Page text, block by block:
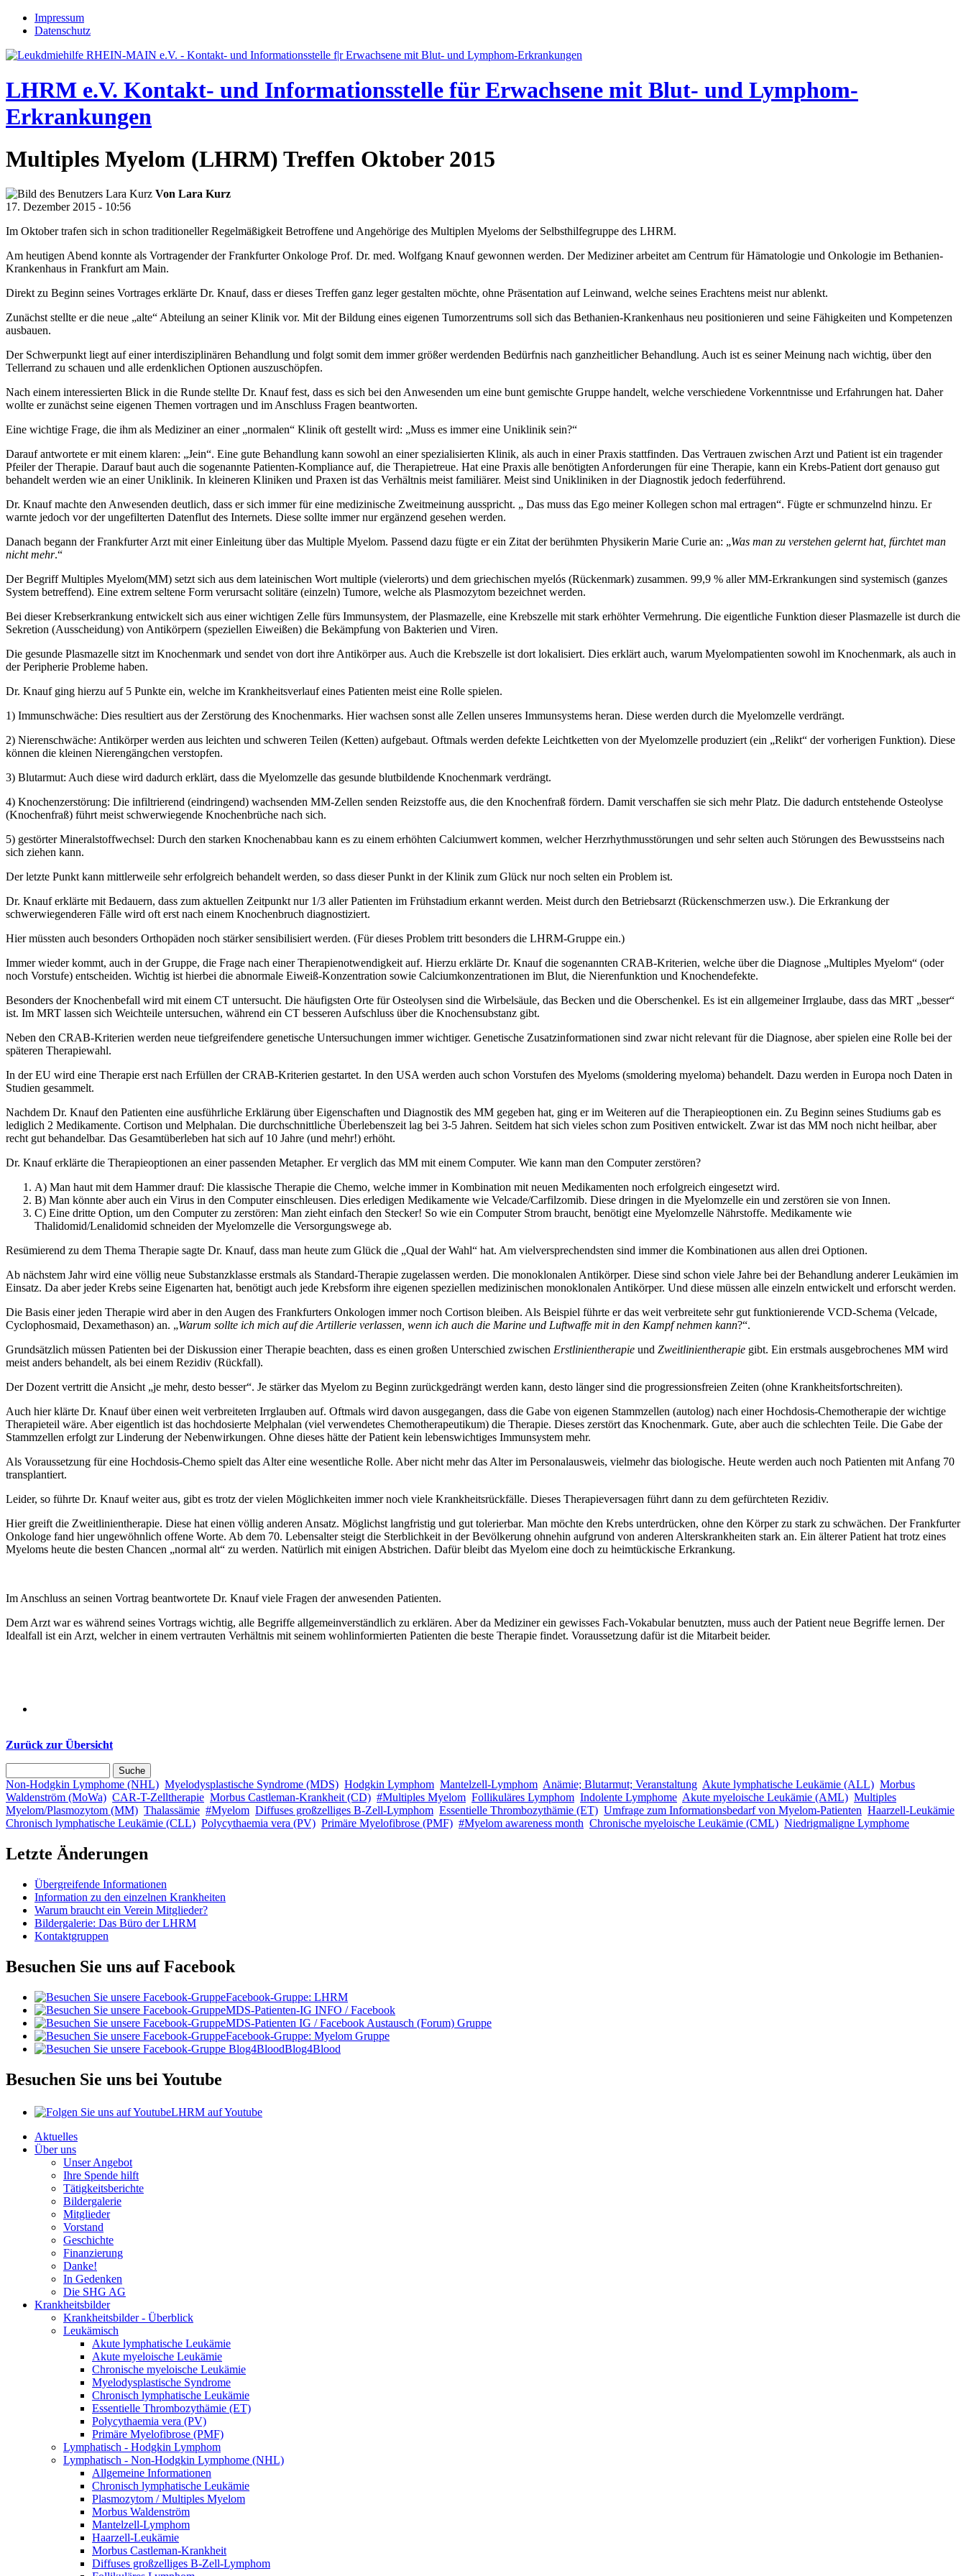
Jump to navigation
Impressum
Datenschutz
LHRM e.V. Kontakt- und Informationsstelle für Erwachsene mit Blut- und Lymphom-
Erkrankungen
Multiples Myelom (LHRM) Treffen Oktober 2015
Von Lara Kurz
17. Dezember 2015 - 10:56
Im Oktober trafen sich in schon traditioneller Regelmäßigkeit Betroffene und Angehörige des Multiplen Myeloms der Selbsthilfegruppe des LHRM.
Am heutigen Abend konnte als Vortragender der Frankfurter Onkologe Prof. Dr. med. Wolfgang Knauf gewonnen werden. Der Mediziner arbeitet am Centrum für Hämatologie und Onkologie im Bethanien-
Krankenhaus in Frankfurt am Main.
Direkt zu Beginn seines Vortrages erklärte Dr. Knauf, dass er dieses Treffen ganz leger gestalten möchte, ohne Präsentation auf Leinwand, welche seines Erachtens meist nur ablenkt.
Zunächst stellte er die neue „alte“ Abteilung an seiner Klinik vor. Mit der Bildung eines eigenen Tumorzentrums soll sich das Bethanien-Krankenhaus neu positionieren und seine Fähigkeiten und Kompetenzen
ausbauen.
Der Schwerpunkt liegt auf einer interdisziplinären Behandlung und folgt somit dem immer größer werdenden Bedürfnis nach ganzheitlicher Behandlung. Auch ist es seiner Meinung nach wichtig, über den
Tellerrand zu schauen und alle erdenklichen Optionen auszuschöpfen.
Nach einem interessierten Blick in die Runde stellte Dr. Knauf fest, dass es sich bei den Anwesenden um eine bunt gemischte Gruppe handelt, welche verschiedene Vorkenntnisse und Erfahrungen hat. Daher
wollte er zunächst seine eigenen Themen vortragen und im Anschluss Fragen beantworten.
Eine wichtige Frage, die ihm als Mediziner an einer „normalen“ Klinik oft gestellt wird: „Muss es immer eine Uniklinik sein?“
Darauf antwortete er mit einem klaren: „Jein“. Eine gute Behandlung kann sowohl an einer spezialisierten Klinik, als auch in einer Praxis stattfinden. Das Vertrauen zwischen Arzt und Patient ist ein tragender
Pfeiler der Therapie. Darauf baut auch die sogenannte Patienten-Kompliance auf, die Therapietreue. Hat eine Praxis alle benötigten Anforderungen für eine Therapie, kann ein Krebs-Patient dort genauso gut
behandelt werden wie an einer Uniklinik. In kleineren Kliniken und Praxen ist das Verhältnis meist familiärer. Meist sind Unikliniken in der Diagnostik jedoch federführend.
Dr. Knauf machte den Anwesenden deutlich, dass er sich immer für eine medizinische Zweitmeinung ausspricht. „ Das muss das Ego meiner Kollegen schon mal ertragen“. Fügte er schmunzelnd hinzu. Er
warnte jedoch vor der ungefilterten Datenflut des Internets. Diese sollte immer nur ergänzend gesehen werden.
Danach begann der Frankfurter Arzt mit einer Einleitung über das Multiple Myelom. Passend dazu fügte er ein Zitat der berühmten Physikerin Marie Curie an: „Was man zu verstehen gelernt hat, fürchtet man
nicht mehr.“
Der Begriff Multiples Myelom(MM) setzt sich aus dem lateinischen Wort multiple (vielerorts) und dem griechischen myelós (Rückenmark) zusammen. 99,9 % aller MM-Erkrankungen sind systemisch (ganzes
System betreffend). Eine extrem seltene Form verursacht solitäre (einzeln) Tumore, welche als Plasmozytom bezeichnet werden.
Bei dieser Krebserkrankung entwickelt sich aus einer wichtigen Zelle fürs Immunsystem, der Plasmazelle, eine Krebszelle mit stark erhöhter Vermehrung. Die eigentliche Funktion dieser Plasmazelle ist durch die
Sekretion (Ausscheidung) von Antikörpern (speziellen Eiweißen) die Bekämpfung von Bakterien und Viren.
Die gesunde Plasmazelle sitzt im Knochenmark und sendet von dort ihre Antikörper aus. Auch die Krebszelle ist dort lokalisiert. Dies erklärt auch, warum Myelompatienten sowohl im Knochenmark, als auch in
der Peripherie Probleme haben.
Dr. Knauf ging hierzu auf 5 Punkte ein, welche im Krankheitsverlauf eines Patienten meist eine Rolle spielen.
1) Immunschwäche: Dies resultiert aus der Zerstörung des Knochenmarks. Hier wachsen sonst alle Zellen unseres Immunsystems heran. Diese werden durch die Myelomzelle verdrängt.
2) Nierenschwäche: Antikörper werden aus leichten und schweren Teilen (Ketten) aufgebaut. Oftmals werden defekte Leichtketten von der Myelomzelle produziert (ein „Relikt“ der vorherigen Funktion). Diese
können die kleinen Nierengängchen verstopfen.
3) Blutarmut: Auch diese wird dadurch erklärt, dass die Myelomzelle das gesunde blutbildende Knochenmark verdrängt.
4) Knochenzerstörung: Die infiltrierend (eindringend) wachsenden MM-Zellen senden Reizstoffe aus, die den Knochenfraß fördern. Damit verschaffen sie sich mehr Platz. Die dadurch entstehende Osteolyse
(Knochenfraß) führt meist schwerwiegende Knochenbrüche nach sich.
5) gestörter Mineralstoffwechsel: Durch den starken Knochenabbau kann es zu einem erhöhten Calciumwert kommen, welcher Herzrhythmusstörungen und sehr selten auch Störungen des Bewusstseins nach
sich ziehen kann.
Der letzte Punkt kann mittlerweile sehr erfolgreich behandelt werden, so dass dieser Punkt in der Klinik zum Glück nur noch selten ein Problem ist.
Dr. Knauf erklärte mit Bedauern, dass zum aktuellen Zeitpunkt nur 1/3 aller Patienten im Frühstadium erkannt werden. Meist durch den Betriebsarzt (Rückenschmerzen usw.). Die Erkrankung der
schwerwiegenderen Fälle wird oft erst nach einem Knochenbruch diagnostiziert.
Hier müssten auch besonders Orthopäden noch stärker sensibilisiert werden. (Für dieses Problem tritt besonders die LHRM-Gruppe ein.)
Immer wieder kommt, auch in der Gruppe, die Frage nach einer Therapienotwendigkeit auf. Hierzu erklärte Dr. Knauf die sogenannten CRAB-Kriterien, welche über die Diagnose „Multiples Myelom“ (oder
noch Vorstufe) entscheiden. Wichtig ist hierbei die abnormale Eiweiß-Konzentration sowie Calciumkonzentrationen im Blut, die Nierenfunktion und Knochendefekte.
Besonders der Knochenbefall wird mit einem CT untersucht. Die häufigsten Orte für Osteolysen sind die Wirbelsäule, das Becken und die Oberschenkel. Es ist ein allgemeiner Irrglaube, dass das MRT „besser“
ist. Im MRT lassen sich Weichteile untersuchen, während ein CT besseren Aufschluss über die Knochensubstanz gibt.
Neben den CRAB-Kriterien werden neue tiefgreifendere genetische Untersuchungen immer wichtiger. Genetische Zusatzinformationen sind zwar nicht relevant für die Diagnose, aber spielen eine Rolle bei der
späteren Therapiewahl.
In der EU wird eine Therapie erst nach Erfüllen der CRAB-Kriterien gestartet. In den USA werden auch schon Vorstufen des Myeloms (smoldering myeloma) behandelt. Dazu werden in Europa noch Daten in
Studien gesammelt.
Nachdem Dr. Knauf den Patienten eine ausführliche Erklärung über Eigenschaften und Diagnostik des MM gegeben hat, ging er im Weiteren auf die Therapieoptionen ein. Zu Beginn seines Studiums gab es
lediglich 2 Medikamente. Cortison und Melphalan. Die durchschnittliche Überlebenszeit lag bei 3‑5 Jahren. Seitdem hat sich vieles schon zum Positiven entwickelt. Zwar ist das MM noch nicht heilbar, aber
recht gut behandelbar. Das Gesamtüberleben hat sich auf 10 Jahre (und mehr!) erhöht.
Dr. Knauf erklärte die Therapieoptionen an einer passenden Metapher. Er verglich das MM mit einem Computer. Wie kann man den Computer zerstören?
A) Man haut mit dem Hammer drauf: Die klassische Therapie die Chemo, welche immer in Kombination mit neuen Medikamenten noch erfolgreich eingesetzt wird.
B) Man könnte aber auch ein Virus in den Computer einschleusen. Dies erledigen Medikamente wie Velcade/Carfilzomib. Diese dringen in die Myelomzelle ein und zerstören sie von Innen.
C) Eine dritte Option, um den Computer zu zerstören: Man zieht einfach den Stecker! So wie ein Computer Strom braucht, benötigt eine Myelomzelle Nährstoffe. Medikamente wie
Thalidomid/Lenalidomid schneiden der Myelomzelle die Versorgungswege ab.
Resümierend zu dem Thema Therapie sagte Dr. Knauf, dass man heute zum Glück die „Qual der Wahl“ hat. Am vielversprechendsten sind immer die Kombinationen aus allen drei Optionen.
Ab nächstem Jahr wird eine völlig neue Substanzklasse erstmals als Standard-Therapie zugelassen werden. Die monoklonalen Antikörper. Diese sind schon viele Jahre bei der Behandlung anderer Leukämien im
Einsatz. Da aber jeder Krebs seine Eigenarten hat, benötigt auch jede Krebsform ihre eigenen speziellen medizinischen monoklonalen Antikörper. Und diese müssen alle einzeln entwickelt und erforscht werden.
Die Basis einer jeden Therapie wird aber in den Augen des Frankfurters Onkologen immer noch Cortison bleiben. Als Beispiel führte er das weit verbreitete sehr gut funktionierende VCD-Schema (Velcade,
Cyclophosmaid, Dexamethason) an. „Warum sollte ich mich auf die Artillerie verlassen, wenn ich auch die Marine und Luftwaffe mit in den Kampf nehmen kann?“.
Grundsätzlich müssen Patienten bei der Diskussion einer Therapie beachten, dass es einen großen Unterschied zwischen Erstlinientherapie und Zweitlinientherapie gibt. Ein erstmals ausgebrochenes MM wird
meist anders behandelt, als bei einem Rezidiv (Rückfall).
Der Dozent vertritt die Ansicht „je mehr, desto besser“. Je stärker das Myelom zu Beginn zurückgedrängt werden kann, desto länger sind die progressionsfreien Zeiten (ohne Krankheitsfortschreiten).
Auch hier klärte Dr. Knauf über einen weit verbreiteten Irrglauben auf. Oftmals wird davon ausgegangen, dass die Gabe von eigenen Stammzellen (autolog) nach einer Hochdosis-Chemotherapie der wichtige
Therapieteil wäre. Aber eigentlich ist das hochdosierte Melphalan (viel verwendetes Chemotherapeutikum) die Therapie. Dieses zerstört das Knochenmark. Gute, aber auch die schlechten Teile. Die Gabe der
Stammzellen erfolgt zur Linderung der Nebenwirkungen. Ohne dieses hätte der Patient kein lebenswichtiges Immunsystem mehr.
Als Voraussetzung für eine Hochdosis-Chemo spielt das Alter eine wesentliche Rolle. Aber nicht mehr das Alter im Personalausweis, vielmehr das biologische. Heute werden auch noch Patienten mit Anfang 70
transplantiert.
Leider, so führte Dr. Knauf weiter aus, gibt es trotz der vielen Möglichkeiten immer noch viele Krankheitsrückfälle. Dieses Therapieversagen führt dann zu dem gefürchteten Rezidiv.
Hier greift die Zweitlinientherapie. Diese hat einen völlig anderen Ansatz. Möglichst langfristig und gut tolerierbar. Man möchte den Krebs unterdrücken, ohne den Körper zu stark zu schwächen. Der Frankfurter
Onkologe fand hier ungewöhnlich offene Worte. Ab dem 70. Lebensalter steigt die Sterblichkeit in der Bevölkerung ohnehin aufgrund von anderen Alterskrankheiten stark an. Ein älterer Patient hat trotz eines
Myeloms heute die besten Chancen „normal alt“ zu werden. Natürlich mit einigen Abstrichen. Dafür bleibt das Myelom eine doch zu heimtückische Erkrankung.
Im Anschluss an seinen Vortrag beantwortete Dr. Knauf viele Fragen der anwesenden Patienten.
Dem Arzt war es während seines Vortrags wichtig, alle Begriffe allgemeinverständlich zu erklären. Aber da Mediziner ein gewisses Fach-Vokabular benutzten, muss auch der Patient neue Begriffe lernen. Der
Idealfall ist ein Arzt, welcher in einem vertrauten Verhältnis mit seinem wohlinformierten Patienten die beste Therapie findet. Voraussetzung dafür ist die Mitarbeit beider.
Zurück zur Übersicht
Suchformular
Non-Hodgkin Lymphome (NHL) Myelodysplastische Syndrome (MDS) Hodgkin Lymphom Mantelzell-Lymphom Anämie; Blutarmut; Veranstaltung Akute lymphatische Leukämie (ALL) Morbus
Waldenström (MoWa) CAR-T-Zelltherapie Morbus Castleman-Krankheit (CD) #Multiples Myelom Follikuläres Lymphom Indolente Lymphome Akute myeloische Leukämie (AML) Multiples
Myelom/Plasmozytom (MM) Thalassämie #Myelom Diffuses großzelliges B-Zell-Lymphom Essentielle Thrombozythämie (ET) Umfrage zum Informationsbedarf von Myelom-Patienten Haarzell-Leukämie
Chronisch lymphatische Leukämie (CLL) Polycythaemia vera (PV) Primäre Myelofibrose (PMF) #Myelom awareness month Chronische myeloische Leukämie (CML) Niedrigmaligne Lymphome
Letzte Änderungen
Übergreifende Informationen
Information zu den einzelnen Krankheiten
Warum braucht ein Verein Mitglieder?
Bildergalerie: Das Büro der LHRM
Kontaktgruppen
Besuchen Sie uns auf Facebook
Facebook-Gruppe: LHRM
MDS-Patienten-IG INFO / Facebook
MDS-Patienten IG / Facebook Austausch (Forum) Gruppe
Facebook-Gruppe: Myelom Gruppe
Blog4Blood
Besuchen Sie uns bei Youtube
LHRM auf Youtube
Aktuelles
Über uns
Unser Angebot
Ihre Spende hilft
Tätigkeitsberichte
Bildergalerie
Mitglieder
Vorstand
Geschichte
Finanzierung
Danke!
In Gedenken
Die SHG AG
Krankheitsbilder
Krankheitsbilder - Überblick
Leukämisch
Akute lymphatische Leukämie
Akute myeloische Leukämie
Chronische myeloische Leukämie
Myelodysplastische Syndrome
Chronisch lymphatische Leukämie
Essentielle Thrombozythämie (ET)
Polycythaemia vera (PV)
Primäre Myelofibrose (PMF)
Lymphatisch - Hodgkin Lymphom
Lymphatisch - Non-Hodgkin Lymphome (NHL)
Allgemeine Informationen
Chronisch lymphatische Leukämie
Plasmozytom / Multiples Myelom
Morbus Waldenström
Mantelzell-Lymphom
Haarzell-Leukämie
Morbus Castleman-Krankheit
Diffuses großzelliges B-Zell-Lymphom